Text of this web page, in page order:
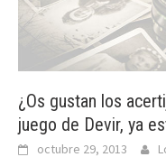
¿Os gustan los
juego de Devir, ya
octubre 29, 2013